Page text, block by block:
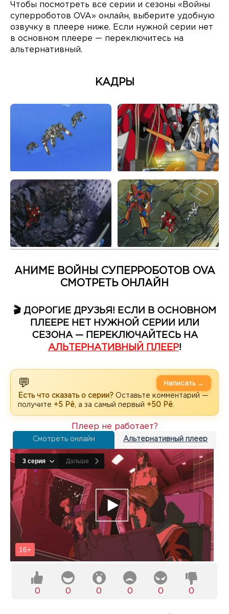
Чтобы посмотреть все серии и сезоны «Войны
суперроботов OVA» онлайн, выберите удобную
озвучку в плеере ниже. Если нужной серии нет
в основном плеере — переключитесь на
альтернативный.
КАДРЫ
АНИМЕ ВОЙНЫ СУПЕРРОБОТОВ OVA
СМОТРЕТЬ ОНЛАЙН
🎬 ДОРОГИЕ ДРУЗЬЯ! ЕСЛИ В ОСНОВНОМ
ПЛЕЕРЕ НЕТ НУЖНОЙ СЕРИИ ИЛИ
СЕЗОНА — ПЕРЕКЛЮЧАЙТЕСЬ НА
АЛЬТЕРНАТИВНЫЙ ПЛЕЕР!
💬
Есть что сказать о серии? Оставьте комментарий —
получите +5 Рё , а за самый первый +50 Рё
Написать →
Смотреть онлайн Альтернативный плеер
Плеер не работает?
0 0 0 0 0 0